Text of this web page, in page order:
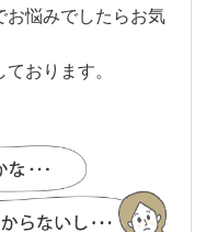
お悩みでしたらお気
おります。